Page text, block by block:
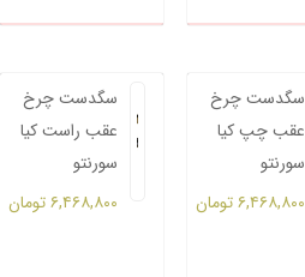
سگدست چرخ
عقب چپ کیا
سورنتو
۶,۴۶۸,۸۰۰تومان
سگدست چرخ
عقب راست کیا
سورنتو
۶,۴۶۸,۸۰۰تومان